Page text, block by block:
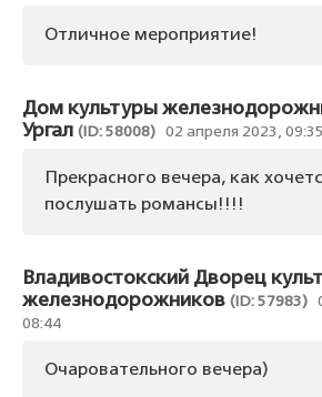
Отличное мероприятие!
Дом культуры
Ургал (ID: 58008) 02 апреля 2023, 09:35
Прекрасного вечера, как
послушать романсы!!!!
Владивостокский Дворец
железнодорожников (ID: 57983)
08:44
Очаровательного вечера)